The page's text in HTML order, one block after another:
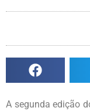
A segunda edição